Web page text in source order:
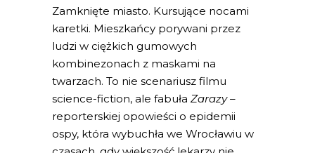
Zamknięte miasto. Kursujące nocami
karetki. Mieszkańcy porywani przez
ludzi w ciężkich gumowych
kombinezonach z maskami na
twarzach. To nie scenariusz filmu
science-fiction, ale fabuła Zarazy –
reporterskiej opowieści o epidemii
ospy, która wybuchła we Wrocławiu w